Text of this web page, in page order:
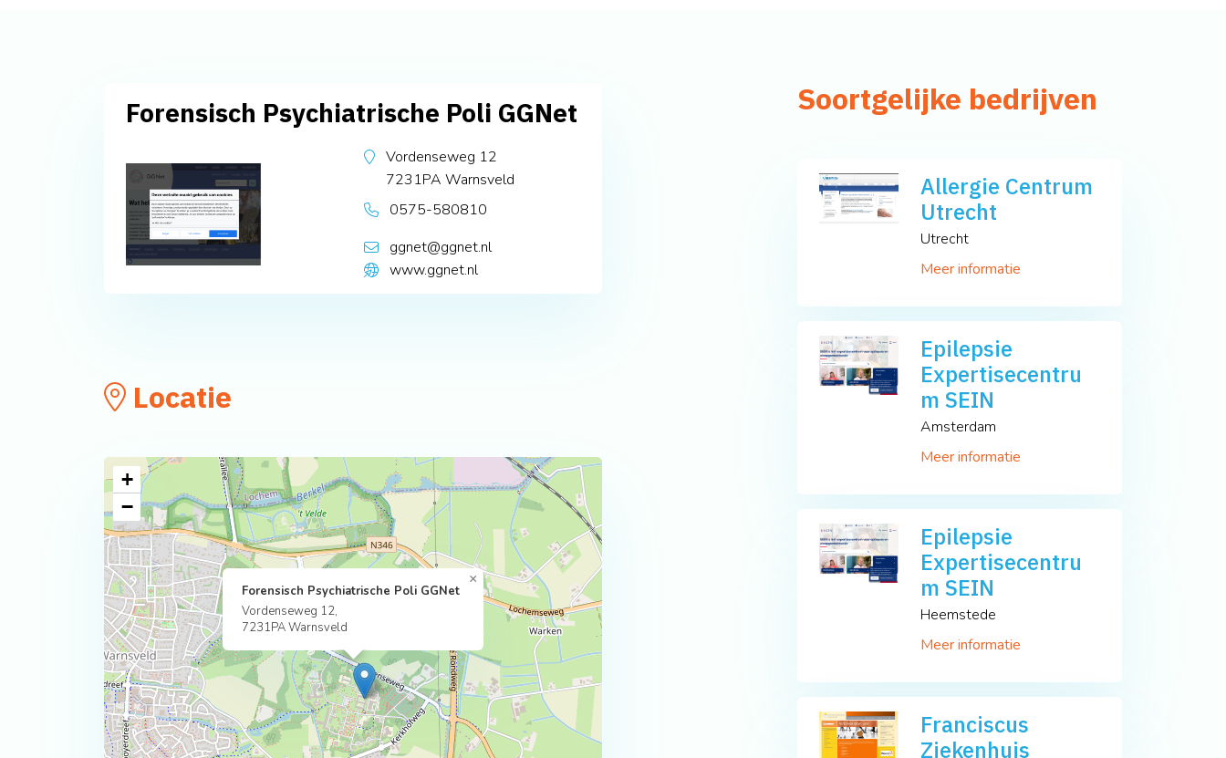
Forensisch Psychiatrische Poli GGNet
Vordenseweg 12
7231PA Warnsveld
0575-580810
ggnet@ggnet.nl
www.ggnet.nl
Locatie
Forensisch Psychiatrische Poli GGNet
Vordenseweg 12,
7231PA Warnsveld
×
+
−
Soortgelijke bedrijven
Allergie Centrum
Utrecht
Utrecht
Meer informatie
Epilepsie
Expertisecentru
m SEIN
Amsterdam
Meer informatie
Epilepsie
Expertisecentru
m SEIN
Heemstede
Meer informatie
Franciscus
Ziekenhuis